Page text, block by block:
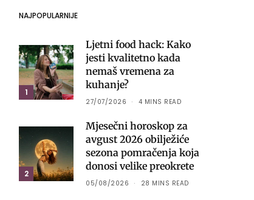
NAJPOPULARNIJE
1
Ljetni food hack: Kako
jesti kvalitetno kada
nemaš vremena za
kuhanje?
27/07/2026 4 MINS READ
2
Mjesečni horoskop za
avgust 2026 obilježiće
sezona pomračenja koja
donosi velike preokrete
05/08/2026 28 MINS READ